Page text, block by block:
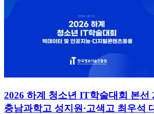
2026 하계 청소년 IT학술대회 본선
충남과학고 성지원·고색고 최우석